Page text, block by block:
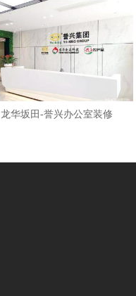
龙华坂田-誉兴办公室装修